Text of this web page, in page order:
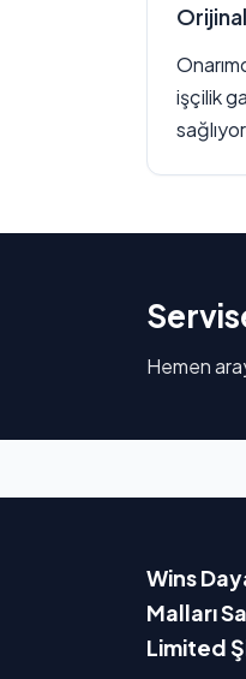
işçilik
Hemen
Wins
Malları
Limited